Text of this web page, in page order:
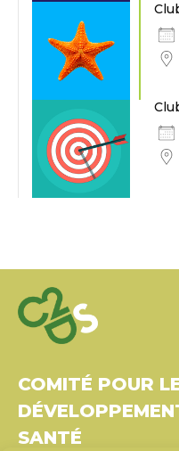
COMITÉ POUR
SANTÉ